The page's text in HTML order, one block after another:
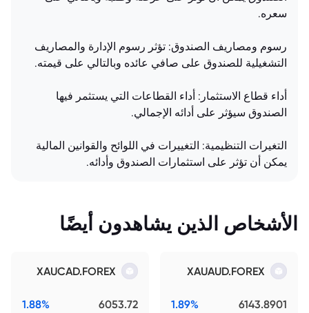
سعره.
رسوم ومصاريف الصندوق: تؤثر رسوم الإدارة والمصاريف
التشغيلية للصندوق على صافي عائده وبالتالي على قيمته.
أداء قطاع الاستثمار: أداء القطاعات التي يستثمر فيها
الصندوق سيؤثر على أدائه الإجمالي.
التغيرات التنظيمية: التغييرات في اللوائح والقوانين المالية
يمكن أن تؤثر على استثمارات الصندوق وأدائه.
الأشخاص الذين يشاهدون أيضًا
XAUAUD.FOREX
6143.8901
1.89%
XAUCAD.FOREX
6053.72
1.88%